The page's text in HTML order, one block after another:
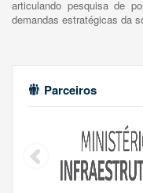
articulando pesquisa de
demandas estratégicas da
Parceiros